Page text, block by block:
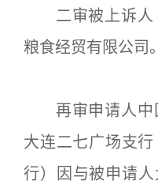
二审被上诉人
粮食经贸有限公司。
再审申请人中
大连二七广场支
行）因与被申请